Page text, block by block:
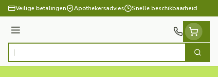
Ga naar de inhoud
Veilige betalingen Apothekersadvies Snelle beschikbaarheid
Menu
Product, merk, categorie... Zoek